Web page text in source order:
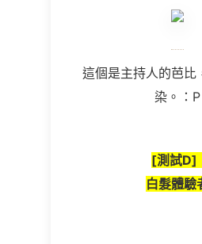
這個是主持人的芭比
染。：P
[測試D]
白髮體驗